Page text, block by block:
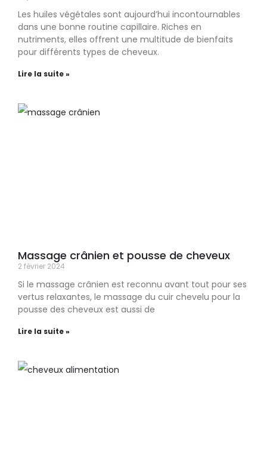
Les huiles végétales sont aujourd’hui incontournables
dans une bonne routine capillaire. Riches en
nutriments, elles offrent une multitude de bienfaits
pour différents types de cheveux.
Lire la suite »
Massage crânien et pousse de cheveux
2 février 2024
Si le massage crânien est reconnu avant tout pour ses
vertus relaxantes, le massage du cuir chevelu pour la
pousse des cheveux est aussi de
Lire la suite »